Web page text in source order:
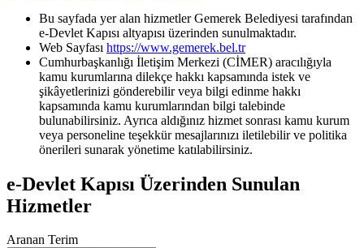
Bu sayfada yer alan hizmetler Gemerek Belediyesi tarafından
e-Devlet Kapısı altyapısı üzerinden sunulmaktadır.
Web Sayfası https://www.gemerek.bel.tr
Cumhurbaşkanlığı İletişim Merkezi (CİMER) aracılığıyla
kamu kurumlarına dilekçe hakkı kapsamında istek ve
şikâyetlerinizi gönderebilir veya bilgi edinme hakkı
kapsamında kamu kurumlarından bilgi talebinde
bulunabilirsiniz. Ayrıca aldığınız hizmet sonrası kamu kurum
veya personeline teşekkür mesajlarınızı iletilebilir ve politika
önerileri sunarak yönetime katılabilirsiniz.
e-Devlet Kapısı Üzerinden Sunulan
Hizmetler
Aranan Terim